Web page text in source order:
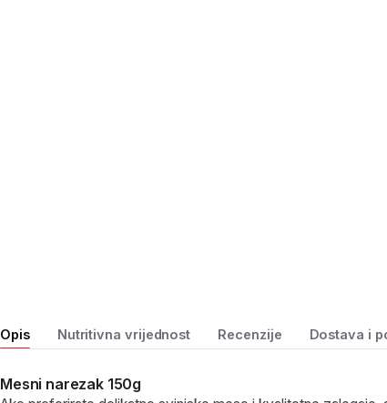
Opis Nutritivna vrijednost Recenzije Dostava i
Mesni narezak 150g